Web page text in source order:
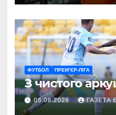
ветеранам
ФУТБОЛ ПРЕМ’ЄР-ЛІГА
З чистого
05.08.2026 ГАЗЕТА